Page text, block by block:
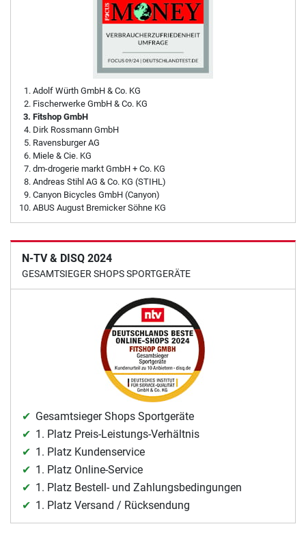
Adolf Würth GmbH & Co. KG
Fischerwerke GmbH & Co. KG
Fitshop GmbH
Dirk Rossmann GmbH
Ravensburger AG
Miele & Cie. KG
dm-drogerie markt GmbH + Co. KG
Andreas Stihl AG & Co. KG (STIHL)
Canyon Bicycles GmbH (Canyon)
ABUS August Bremicker Söhne KG
N-TV & DISQ 2024
GESAMTSIEGER SHOPS SPORTGERÄTE
Gesamtsieger Shops Sportgeräte
1. Platz Preis-Leistungs-Verhältnis
1. Platz Kundenservice
1. Platz Online-Service
1. Platz Bestell- und Zahlungsbedingungen
1. Platz Versand / Rücksendung